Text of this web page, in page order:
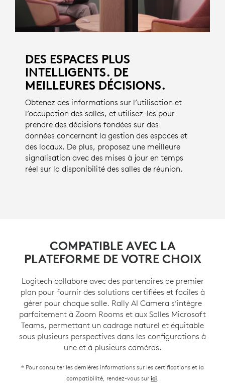
DES ESPACES PLUS
INTELLIGENTS. DE
MEILLEURES DÉCISIONS.
Obtenez des informations sur l’utilisation et
l’occupation des salles, et utilisez-les pour
prendre des décisions fondées sur des
données concernant la gestion des espaces et
des locaux. De plus, proposez une meilleure
signalisation avec des mises à jour en temps
réel sur la disponibilité des salles de réunion.
COMPATIBLE AVEC LA
PLATEFORME DE VOTRE CHOIX
Logitech collabore avec des partenaires de premier
plan pour fournir des solutions certifiées et faciles à
gérer pour chaque salle. Rally AI Camera s’intègre
parfaitement à Zoom Rooms et aux Salles Microsoft
Teams, permettant un cadrage naturel et équitable
sous plusieurs perspectives dans les configurations à
une et à plusieurs caméras.
* Pour consulter les dernières informations sur les certifications et la
compatibilité, rendez-vous sur ici